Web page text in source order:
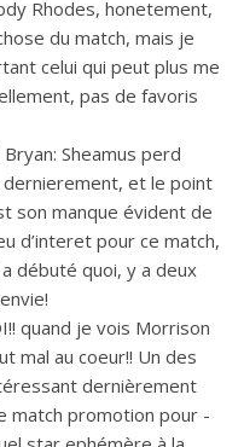
Rhodes, honetement,
du match, mais je
celui qui peut plus me
pas de favoris
Sheamus perd
et le point
son manque évident de
d’interet pour ce match,
débuté quoi, y a deux
quand je vois Morrison
mal au coeur!! Un des
dernièrement
match promotion pour -